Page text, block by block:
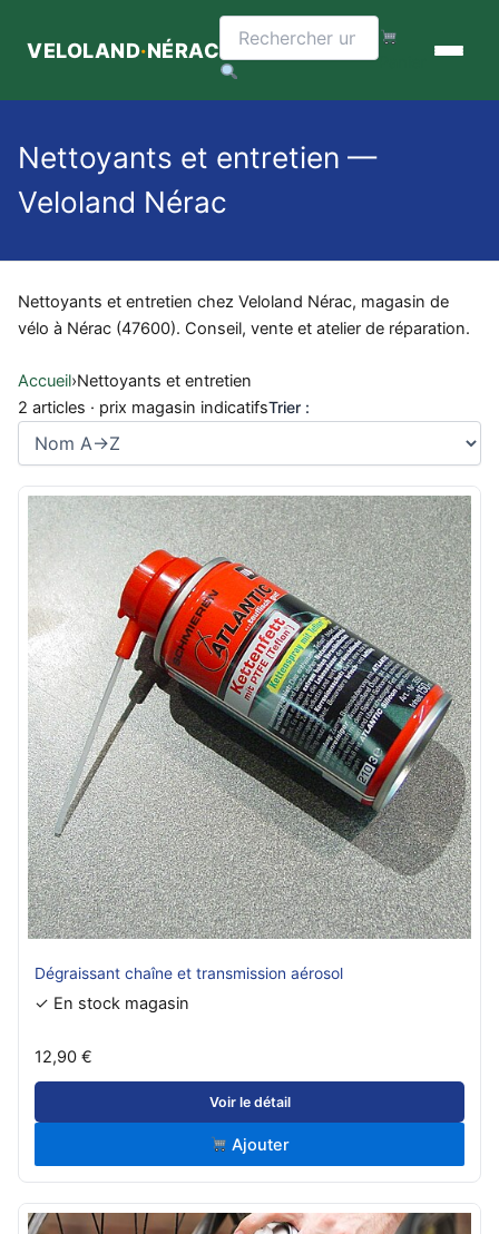
contenu
VELOLAND·NÉRAC
Nettoyants et entretien —
Veloland Nérac
Nettoyants et entretien chez Veloland Nérac, magasin de
vélo à Nérac (47600). Conseil, vente et atelier de réparation.
Accueil›Nettoyants et entretien
2 articles · prix magasin indicatifsTrier :
Dégraissant chaîne et transmission aérosol
✓ En stock magasin
12,90 €
Voir le détail
Ajouter